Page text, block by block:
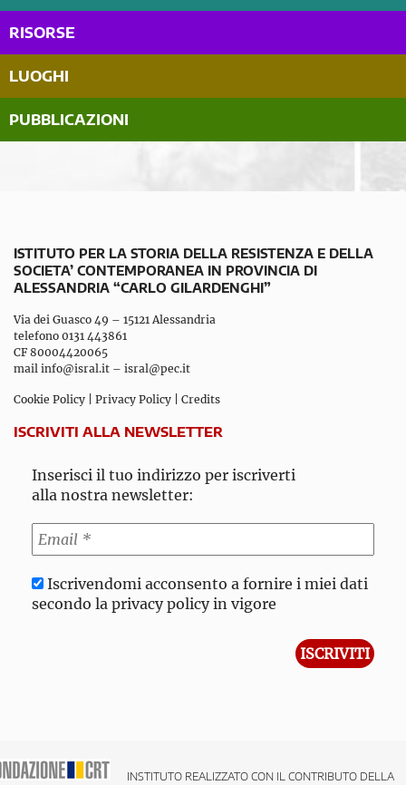
RISORSE
LUOGHI
PUBBLICAZIONI
ISTITUTO PER LA STORIA DELLA RESISTENZA E DELLA
SOCIETA’ CONTEMPORANEA IN PROVINCIA DI
ALESSANDRIA “CARLO GILARDENGHI”
Via dei Guasco 49 – 15121 Alessandria
telefono 0131 443861
CF 80004420065
mail info@isral.it – isral@pec.it
Cookie Policy Privacy Policy Credits
ISCRIVITI ALLA NEWSLETTER
Inserisci il tuo indirizzo per iscriverti
alla nostra newsletter:
Iscrivendomi acconsento a fornire i miei dati
secondo la privacy policy in vigore
INSTITUTO REALIZZATO CON IL CONTRIBUTO DELLA